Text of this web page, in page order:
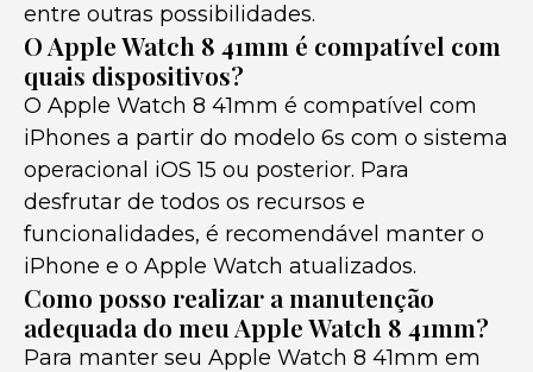
entre outras possibilidades.
O Apple Watch 8 41mm é compatível com
quais dispositivos?
O Apple Watch 8 41mm é compatível com
iPhones a partir do modelo 6s com o sistema
operacional iOS 15 ou posterior. Para
desfrutar de todos os recursos e
funcionalidades, é recomendável manter o
iPhone e o Apple Watch atualizados.
Como posso realizar a manutenção
adequada do meu Apple Watch 8 41mm?
Para manter seu Apple Watch 8 41mm em